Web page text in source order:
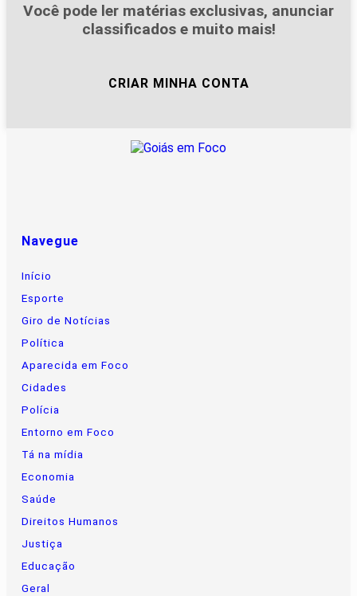
Você pode ler matérias exclusivas, anunciar
classificados e muito mais!
CRIAR MINHA CONTA
Navegue
Início
Esporte
Giro de Notícias
Política
Aparecida em Foco
Cidades
Polícia
Entorno em Foco
Tá na mídia
Economia
Saúde
Direitos Humanos
Justiça
Educação
Geral